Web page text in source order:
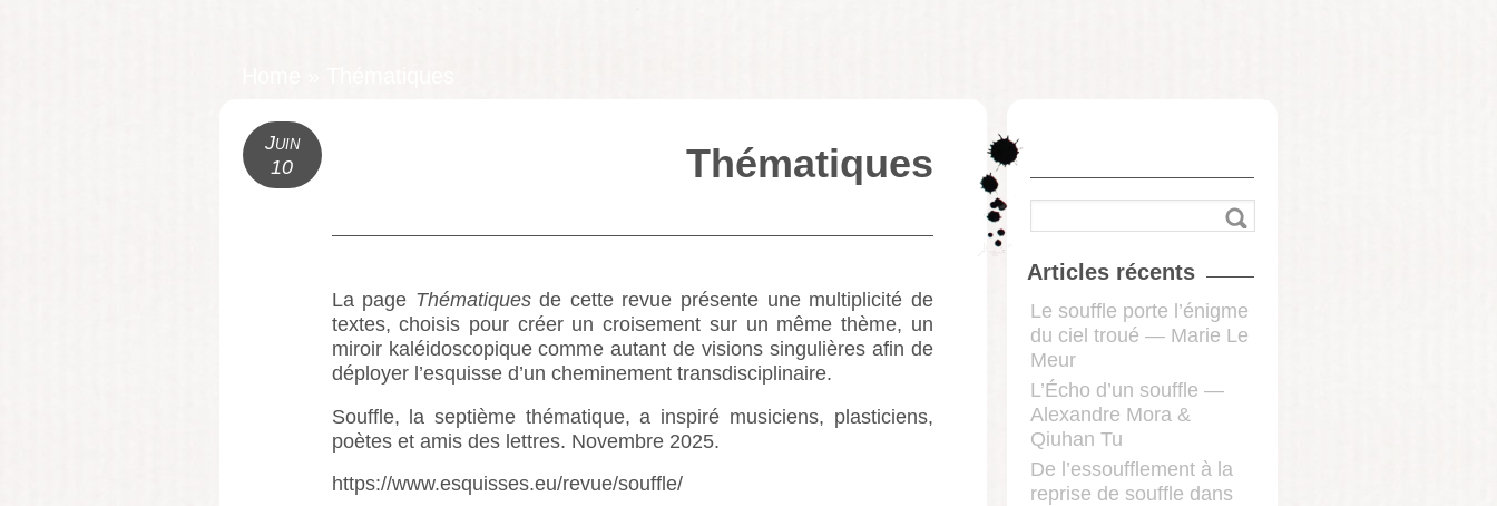
Juin
10
Thématiques
La page Thématiquesde cette revue présente une multiplicité de
textes, choisis pour créer un croisement sur un même thème, un
miroir kaléidoscopique comme autant de visions singulières afin de
déployer l’esquisse d’un cheminement transdisciplinaire.
Souffle, la septième thématique, a inspiré musiciens, plasticiens,
poètes et amis des lettres. Novembre 2025.
https://www.esquisses.eu/revue/souffle/
Articles récents
Le souffle porte l’énigme
du ciel troué — Marie Le
Meur
L’Écho d’un souffle —
Alexandre Mora &
Qiuhan Tu
De l’essoufflement à la
reprise de souffle dans